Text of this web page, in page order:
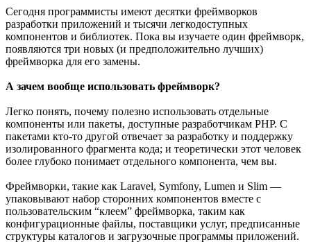
Сегодня программисты имеют десятки фреймворков
разработки приложений и тысячи легкодоступных
компонентов и библиотек. Пока вы изучаете один фреймворк,
появляются три новых (и предположительно лучших)
фреймворка для его замены.
А зачем вообще использовать фреймворк?
Легко понять, почему полезно использовать отдельные
компоненты или пакеты, доступные разработчикам PHP. С
пакетами кто-то другой отвечает за разработку и поддержку
изолированного фрагмента кода; и теоретически этот человек
более глубоко понимает отдельного компонента, чем вы.
Фреймворки, такие как Laravel, Symfony, Lumen и Slim —
упаковывают набор сторонних компонентов вместе с
пользовательским “клеем” фреймворка, таким как
конфигурационные файлы, поставщики услуг, предписанные
структуры каталогов и загрузочные программы приложений.